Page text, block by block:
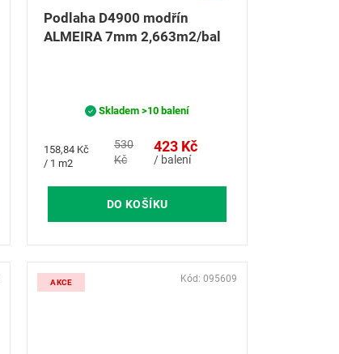
Podlaha D4900 modřín
ALMEIRA 7mm 2,663m2/bal
530
Kč
423 Kč
/ balení
Měrná
cena:
158,84 Kč
/ 1 m2
DO KOŠÍKU
Skladem>10 balení
AKCE Kód: 095609